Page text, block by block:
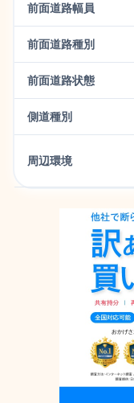
前面道路幅員
前面道路種別
前面道路状態
側道種別
周辺環境